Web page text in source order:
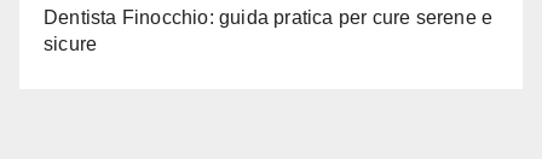
Dentista Finocchio: guida pratica per cure serene e
sicure